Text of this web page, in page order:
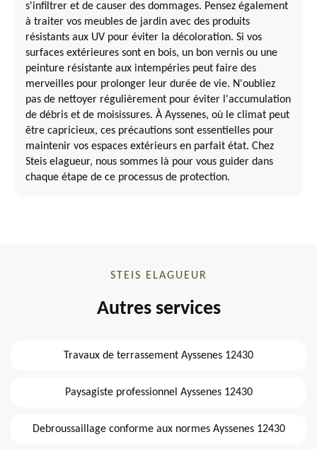
s'infiltrer et de causer des dommages. Pensez également
à traiter vos meubles de jardin avec des produits
résistants aux UV pour éviter la décoloration. Si vos
surfaces extérieures sont en bois, un bon vernis ou une
peinture résistante aux intempéries peut faire des
merveilles pour prolonger leur durée de vie. N'oubliez
pas de nettoyer régulièrement pour éviter l'accumulation
de débris et de moisissures. À Ayssenes, où le climat peut
être capricieux, ces précautions sont essentielles pour
maintenir vos espaces extérieurs en parfait état. Chez
Steis elagueur, nous sommes là pour vous guider dans
chaque étape de ce processus de protection.
STEIS ELAGUEUR
Autres services
Travaux de terrassement Ayssenes 12430
Paysagiste professionnel Ayssenes 12430
Debroussaillage conforme aux normes Ayssenes 12430